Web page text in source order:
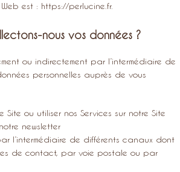
est : https://perlucine.fr.
nous vos données ?
ou indirectement par l’intermédiaire de
personnelles auprès de vous
Site ou utiliser nos Services sur notre Site
newsletter
l’intermédiaire de différents canaux dont
de contact, par voie postale ou par